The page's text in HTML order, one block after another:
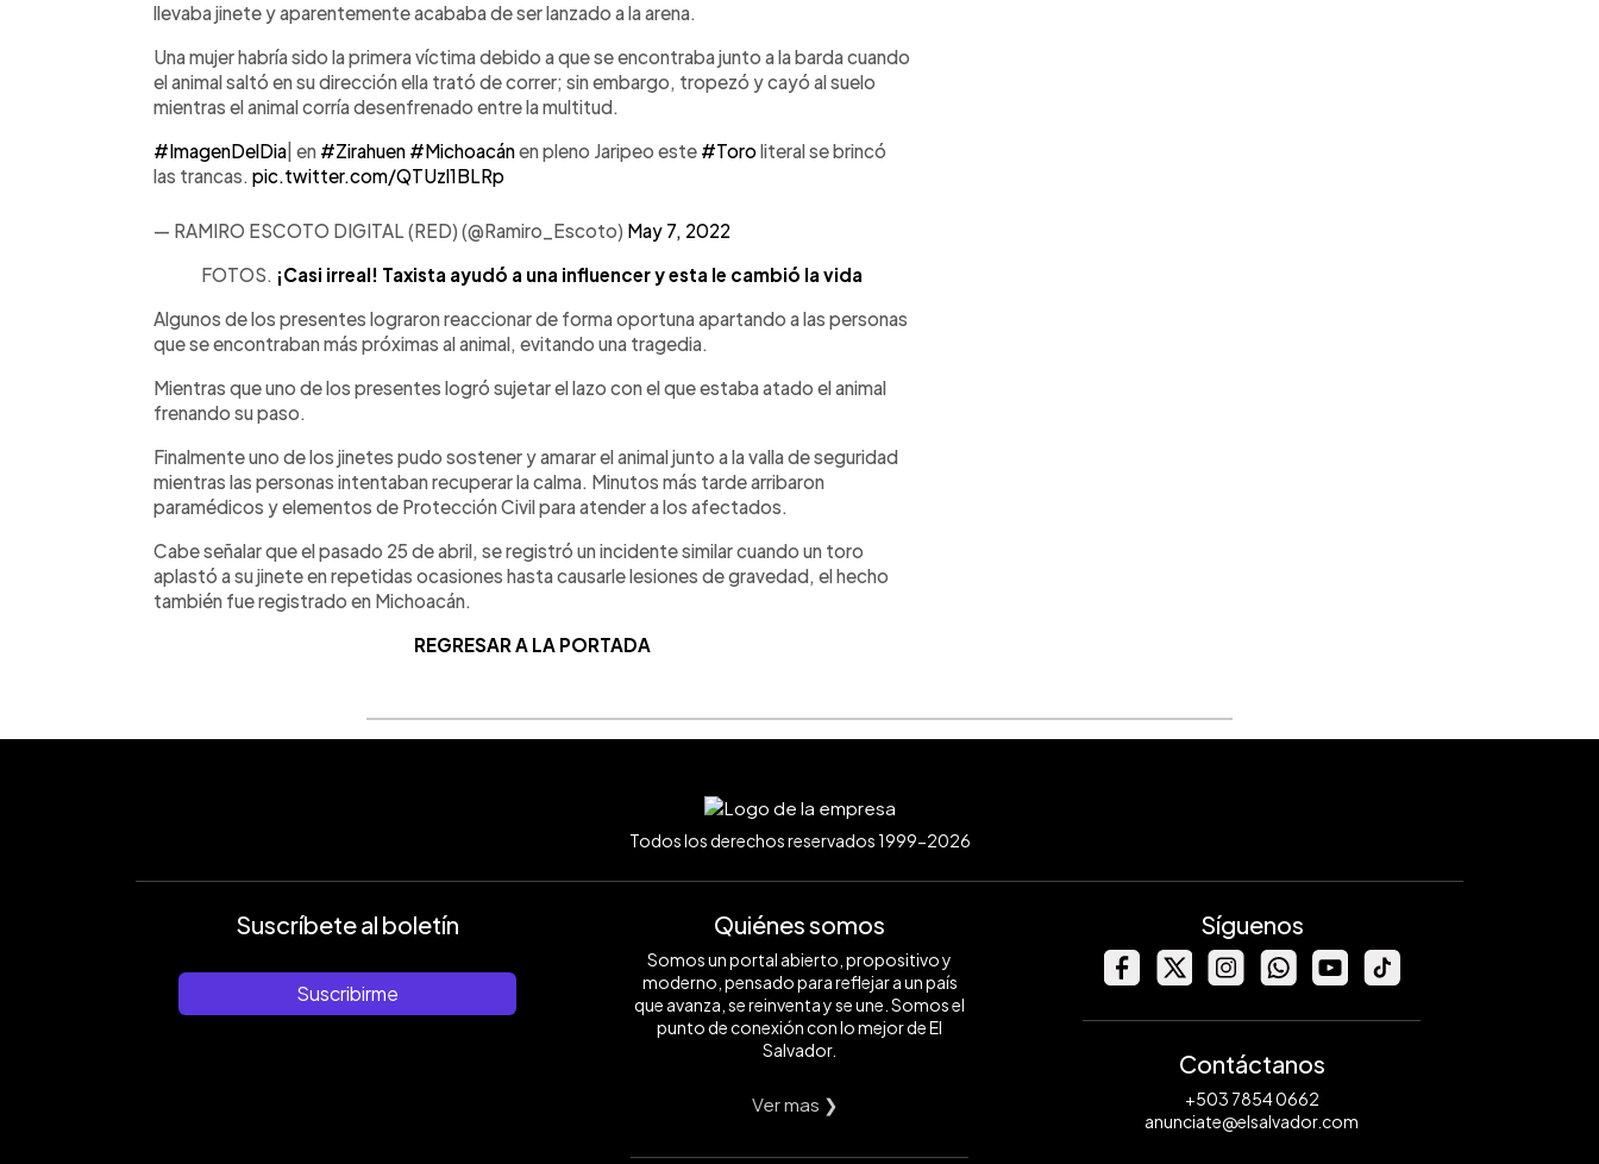
llevaba jinete y aparentemente acababa de ser lanzado a la arena.
Una mujer habría sido la primera víctima debido a que se encontraba junto a la barda cuando
el animal saltó en su dirección ella trató de correr; sin embargo, tropezó y cayó al suelo
mientras el animal corría desenfrenado entre la multitud.
#ImagenDelDia | en #Zirahuen #Michoacánen pleno Jaripeo este #Toroliteral se brincó
las trancas. pic.twitter.com/QTUzl1BLRp
— RAMIRO ESCOTO DIGITAL (RED) (@Ramiro_Escoto) May 7, 2022
FOTOS. ¡Casi irreal! Taxista ayudó a una influencer y esta le cambió la vida
Algunos de los presentes lograron reaccionar de forma oportuna apartando a las personas
que se encontraban más próximas al animal, evitando una tragedia.
Mientras que uno de los presentes logró sujetar el lazo con el que estaba atado el animal
frenando su paso.
Finalmente uno de los jinetes pudo sostener y amarar el animal junto a la valla de seguridad
mientras las personas intentaban recuperar la calma. Minutos más tarde arribaron
paramédicos y elementos de Protección Civil para atender a los afectados.
Cabe señalar que el pasado 25 de abril, se registró un incidente similar cuando un toro
aplastó a su jinete en repetidas ocasiones hasta causarle lesiones de gravedad, el hecho
también fue registrado en Michoacán.
REGRESAR A LA PORTADA
Todos los derechos reservados 1999-2026
Suscríbete al boletín
Suscribirme
Quiénes somos
Somos un portal abierto, propositivo y
moderno, pensado para reflejar a un país
que avanza, se reinventa y se une. Somos el
punto de conexión con lo mejor de El
Salvador.
Ver mas ❯
Síguenos
Contáctanos
+503 7854 0662
anunciate@elsalvador.com